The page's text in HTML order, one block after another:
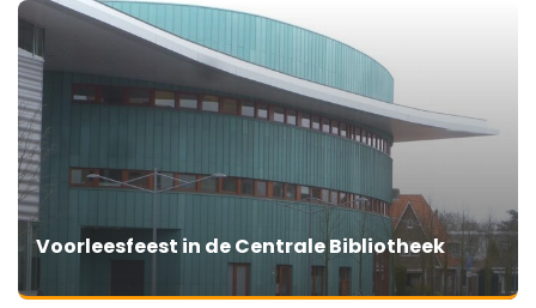
Voorleesfeest in de Centrale Bibliotheek